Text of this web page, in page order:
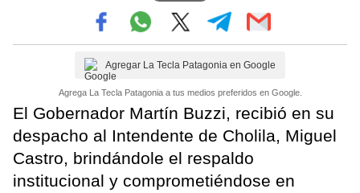
Agregar La Tecla Patagonia en Google
Agrega La Tecla Patagonia a tus medios preferidos en Google.
El Gobernador Martín Buzzi, recibió en su
despacho al Intendente de Cholila, Miguel
Castro, brindándole el respaldo
institucional y comprometiéndose en